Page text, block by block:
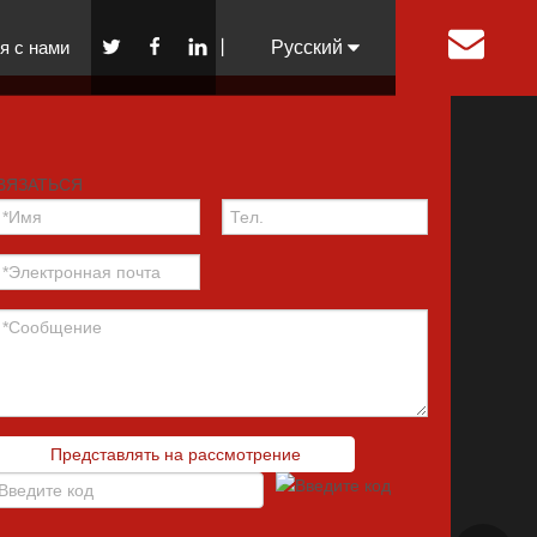
с нами Pусский
Представлять на рассмотрение